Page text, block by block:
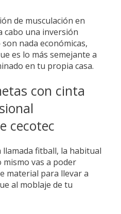
de musculación en
cabo una inversión
nada económicas,
es lo más semejante a
en tu propia casa.
con cinta
cecotec
llamada fitball, la habitual
mismo vas a poder
material para llevar a
al moblaje de tu